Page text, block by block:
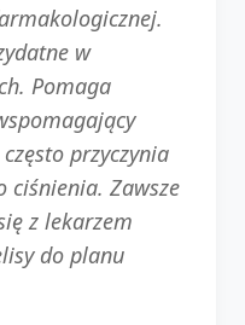
w
Pomaga
przyczynia
ciśnienia. Zawsze
z lekarzem
do planu